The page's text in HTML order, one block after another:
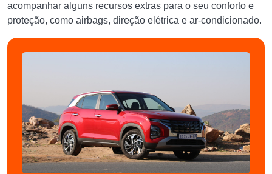
acompanhar alguns recursos extras para o seu conforto e
proteção, como airbags, direção elétrica e ar-condicionado.